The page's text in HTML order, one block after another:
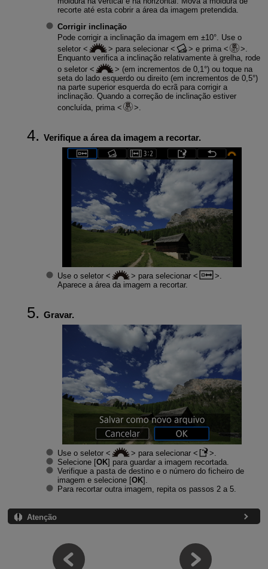
recorte até esta cobrir a área da imagem pretendida.
Corrigir inclinação
Pode corrigir a inclinação da imagem em ±10°. Use o
seletor
para selecionar e prima
Enquanto verifica a inclinação relativamente à grelha, rode
o seletor
(em incrementos de 0,1°) ou toque na
seta do lado esquerdo ou direito (em incrementos de 0,5°)
na parte superior esquerda do ecrã para corrigir a
inclinação. Quando a correção de inclinação estiver
concluída, prima
Verifique a área da imagem a recortar.
Use o seletor para selecionar
Aparece a área da imagem a recortar.
Gravar.
Use o seletor para selecionar
Selecione [OK] para guardar a imagem recortada.
Verifique a pasta de destino e o número do ficheiro de
imagem e selecione [OK].
Para recortar outra imagem, repita os passos 2 a 5.
Atenção